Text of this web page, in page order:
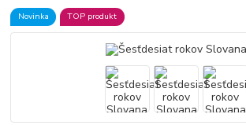
Novinka TOP produkt